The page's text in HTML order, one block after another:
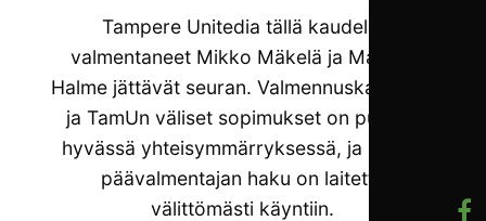
Tampere Unitedia tällä kaudella
valmentaneet Mikko Mäkelä ja Markus
Halme jättävät seuran. Valmennuskaksikon
ja TamUn väliset sopimukset on purettu
hyvässä yhteisymmärryksessä, ja uuden
päävalmentajan haku on laitettu
välittömästi käyntiin.